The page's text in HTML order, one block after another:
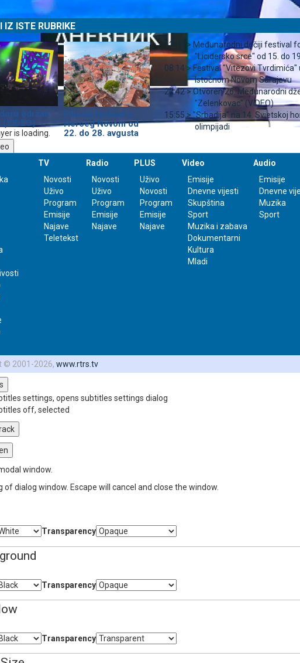
is loading.
Rate
off, selected
settings, opens subtitles settings dialog
off, selected
window.
of dialog window. Escape will cancel and close the window.
Transparency
Transparency
Transparency
IZ ISTE RUBRIKE
održan
(VIDEO)
Filmski festival u
Herceg Novom od
22. do 28. avgusta
12:13 > Međunarodni dečiji festival
"Licidersko srce" od 15. do
08:14 >Festival "Vitezovi Tvrdimića"
Istočnom Novom Sarajevu
22:42 >Otvoren 26. Međunarodni
"Zelenkovac" (VIDEO)
15:55 >"Srbadija" na 14. Svjetskoj
olimpijadi
TV
Novosti
Uživo
Program
Emisije
Najave
Teletekst
Radio
Novosti
Uživo
Program
Emisije
Najave
PLUS
Uživo
Novosti
Program
Emisije
Najave
Video
Emisije
Dnevne vijesti
Skupština
Sport
Muzika i zabava
Dokumentarni
Kultura
Mladi
Audio
Emisije
Dnevne
Muzika
Sport
© 2001-2026, www.rtrs.tv